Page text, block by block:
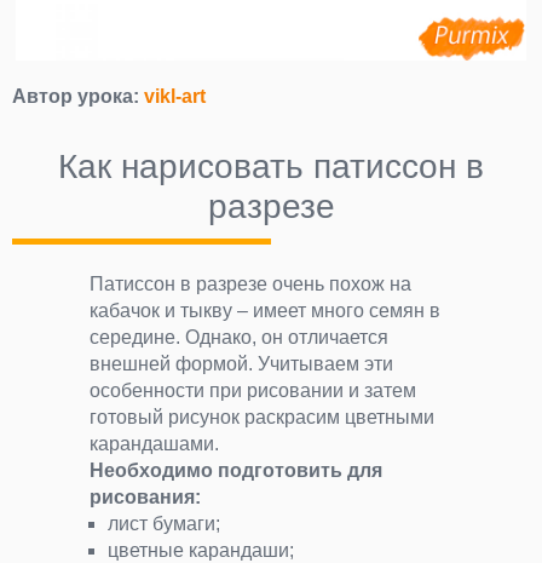
Автор урока: vikl-art
Как нарисовать патиссон в
разрезе
Патиссон в разрезе очень похож на
кабачок и тыкву – имеет много семян в
середине. Однако, он отличается
внешней формой. Учитываем эти
особенности при рисовании и затем
готовый рисунок раскрасим цветными
карандашами.
Необходимо подготовить для
рисования:
лист бумаги;
цветные карандаши;